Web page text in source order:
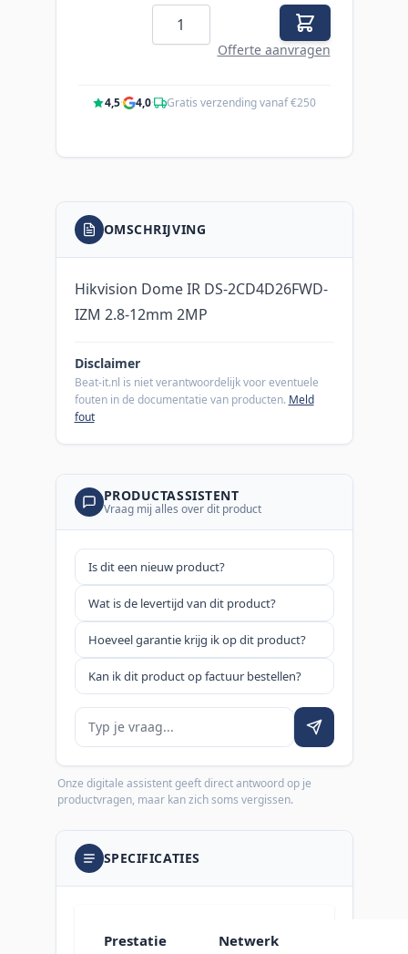
Aantal
Offerte aanvragen
4,5· 4,0· Gratis verzending vanaf €250
OMSCHRIJVING
Hikvision Dome IR DS-2CD4D26FWD-
IZM 2.8-12mm 2MP
Disclaimer
Beat-it.nl is niet verantwoordelijk voor eventuele
fouten in de documentatie van producten. Meld
fout
PRODUCTASSISTENT
Vraag mij alles over dit product
Is dit een nieuw product?
Wat is de levertijd van dit product?
Hoeveel garantie krijg ik op dit product?
Kan ik dit product op factuur bestellen?
Je vraag
Onze digitale assistent geeft direct antwoord op je
productvragen, maar kan zich soms vergissen.
SPECIFICATIES
Prestatie Netwerk